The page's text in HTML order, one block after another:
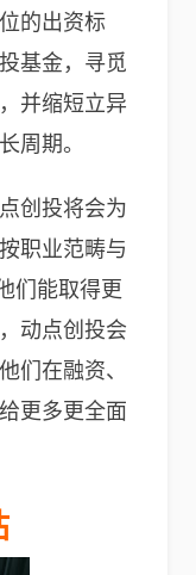
的出资标
基金，寻觅
并缩短立异
周期。
创投将会为
职业范畴与
们能取得更
动点创投会
们在融资、
更多更全面